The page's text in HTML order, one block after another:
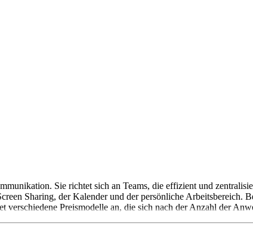
Sie richtet sich an Teams, die effizient und
Sharing, der Kalender und der persönliche
verschiedene Preismodelle an, die sich nach der Anzahl der